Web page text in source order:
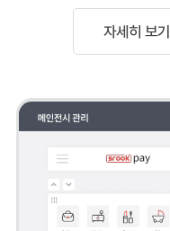
자세히 보기